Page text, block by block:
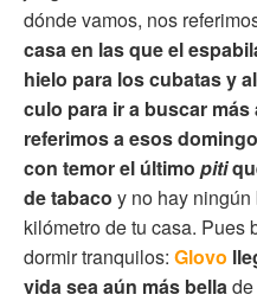
dónde vamos, nos
casa en las que el
hielo para los cubatas y
culo para ir a buscar
referimos a esos
con temor el último piti
de tabaco y no hay ningún
kilómetro de tu casa. Pues
dormir tranquilos: Glovo
vida sea aún más bella